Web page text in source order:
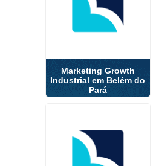
Marketing Growth
Industrial em Belém do
Pará